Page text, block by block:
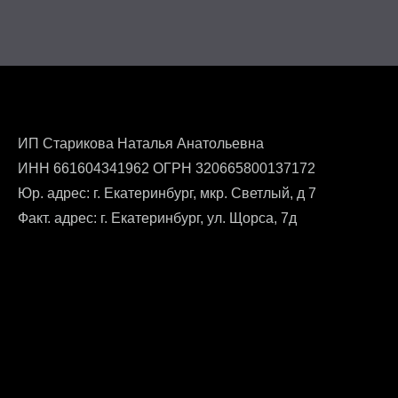
ИП Старикова Наталья Анатольевна
ИНН 661604341962 ОГРН 320665800137172
Юр. адрес: г. Екатеринбург, мкр. Светлый, д 7
Факт. адрес: г. Екатеринбург, ул. Щорса, 7д